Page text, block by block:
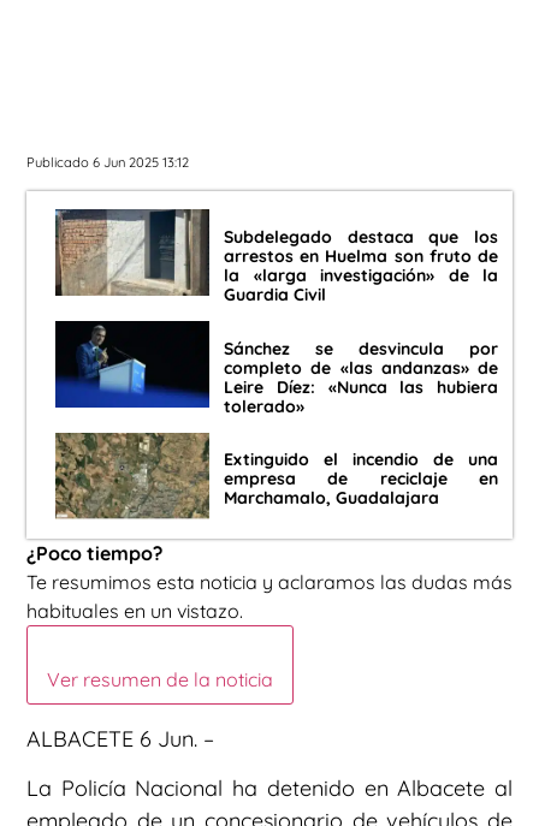
Publicado 6 Jun 2025 13:12
Subdelegado destaca que los
arrestos en Huelma son fruto de
la «larga investigación» de la
Guardia Civil
Sánchez se desvincula por
completo de «las andanzas» de
Leire Díez: «Nunca las hubiera
tolerado»
Extinguido el incendio de una
empresa de reciclaje en
Marchamalo, Guadalajara
¿Poco tiempo?
Te resumimos esta noticia y aclaramos las dudas más
habituales en un vistazo.
Ver resumen de la noticia
ALBACETE 6 Jun. –
La Policía Nacional ha detenido en Albacete al